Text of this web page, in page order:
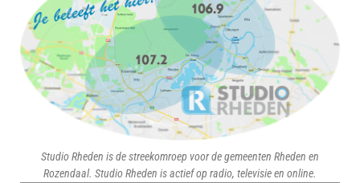
Studio Rheden is de streekomroep voor de gemeenten Rheden en
Rozendaal. Studio Rheden is actief op radio, televisie en online.